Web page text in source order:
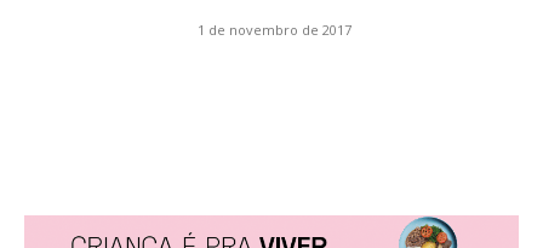
1 de novembro de 2017